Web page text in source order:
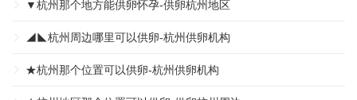
▼杭州那个地方能供卵怀孕-供卵杭州地区
◢◣杭州周边哪里可以供卵-杭州供卵机构
★杭州那个位置可以供卵-杭州供卵机构